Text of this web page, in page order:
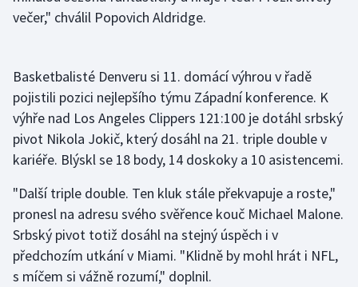
Motorsport
Olympijské hry
Parasport
Plavání
Plážový volejbal
Ragby
večer," chválil Popovich Aldridge.
Basketbalisté Denveru si 11. domácí výhrou v řadě
pojistili pozici nejlepšího týmu Západní konference. K
výhře nad Los Angeles Clippers 121:100 je dotáhl srbský
pivot Nikola Jokič, který dosáhl na 21. triple double v
kariéře. Blýskl se 18 body, 14 doskoky a 10 asistencemi.
"Další triple double. Ten kluk stále překvapuje a roste,"
pronesl na adresu svého svěřence kouč Michael Malone.
Srbský pivot totiž dosáhl na stejný úspěch i v
předchozím utkání v Miami. "Klidně by mohl hrát i NFL,
s míčem si vážně rozumí," doplnil.